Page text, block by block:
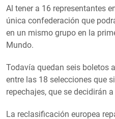
Al tener a 16 representantes
única confederación que
en un mismo grupo en la
Mundo.
Todavía quedan seis boletos
entre las 18 selecciones que
repechajes, que se decidirán
La reclasificación europea